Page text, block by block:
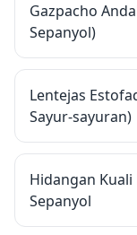
Gazpacho
Sepanyol)
Lentejas
Sayur-sayuran)
Hidangan
Sepanyol